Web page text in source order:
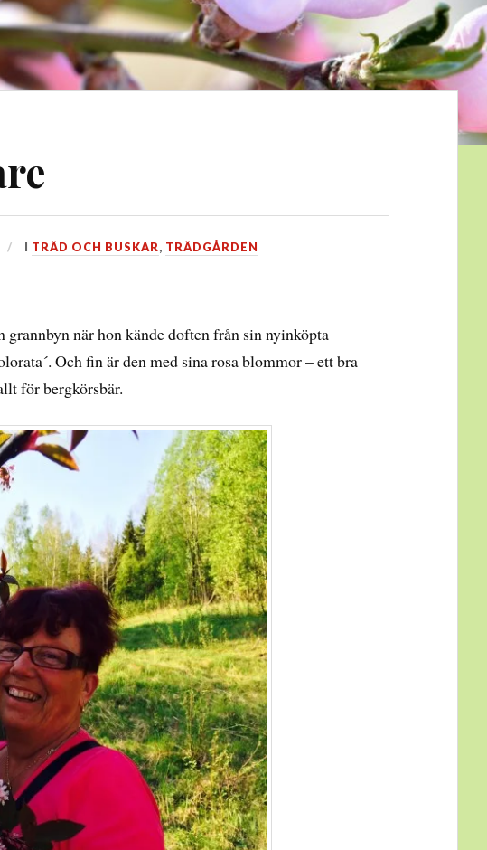
I TRÄD OCH BUSKAR, TRÄDGÅRDEN
grannbyn när hon kände doften från sin nyinköpta
Och fin är den med sina rosa blommor – ett bra
för bergkörsbär.